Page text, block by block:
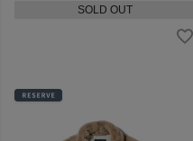
SOLD OUT